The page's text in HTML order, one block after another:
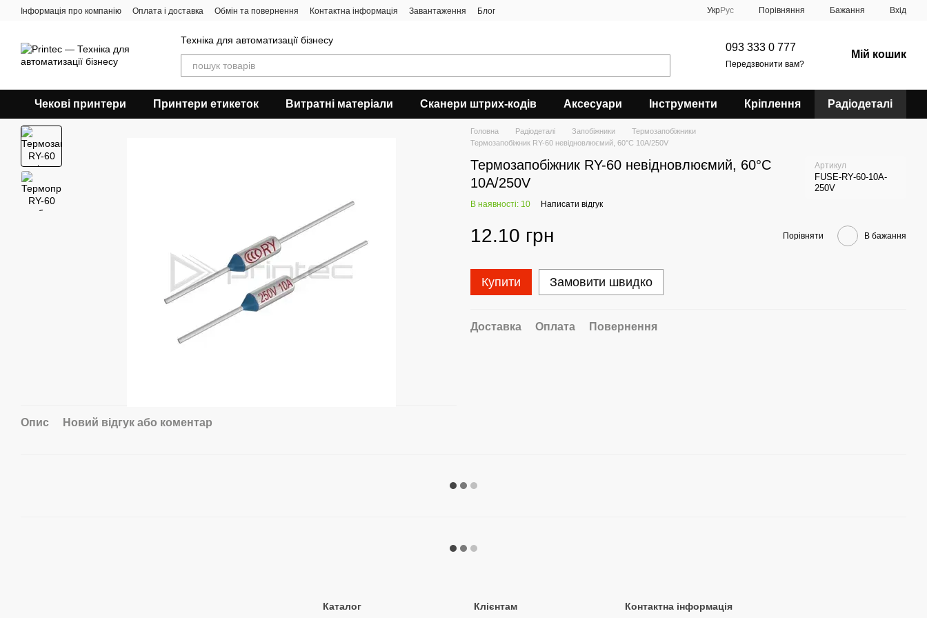
Перейти до основного контенту
Інформація про компанію Оплата і доставка Обмін та повернення Контактна інформація Завантаження Блог УкрРус Порівняння Бажання Вхід
Техніка для автоматизації бізнесу
093 333 0 777
Передзвонити вам?
Мій кошик
Чекові принтери Принтери етикеток Витратні матеріали Сканери штрих-кодів Аксесуари Інструменти Кріплення Радіодеталі
Опис Новий відгук або коментар
Головна Радіодеталі Запобіжники
Термозапобіжники
Термозапобіжник RY-60 невідновлюємий, 60°C 10A/250V
Термозапобіжник RY-60 невідновлюємий, 60°C
10A/250V
Артикул
FUSE-RY-60-10A-
250V
В наявності: 10 Написати відгук
12.10 грн Порівняти В бажання
Купити Замовити швидко
Доставка Оплата Повернення
Каталог Клієнтам Контактна інформація